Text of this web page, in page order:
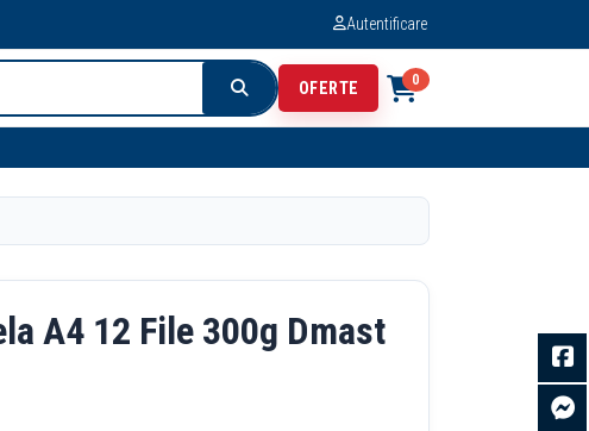
Autentificare
OFERTE 0
A4 12 File 300g Dmast